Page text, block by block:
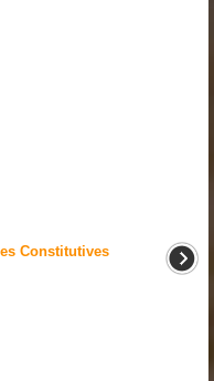
Constitutives